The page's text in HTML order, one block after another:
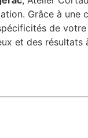
Grâce à
de
et des résultats